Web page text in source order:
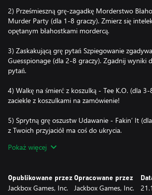
2) Prześmieszną grę-zagadkę Morderstwo
Murder Party (dla 1-8 graczy). Zmierz się
opętanym błahostkami mordercą.
3) Zaskakującą grę pytań Szpiegowanie
Guesspionage (dla 2-8 graczy). Zgadnij wyniki
pytań.
4) Walkę na śmierć z koszulką - Tee K.O. (dla
zaciekle z koszulkami na zamówienie!
5) Sprytną grę oszustw Udawanie - Fakin’ It
z Twoich przyjaciół ma coś do ukrycia.
Graj na telefonach, tabletach lub komputerach.
Wszystkie gry pozwalają uczestniczyć widowni
uczestników!
Pokaż więcej
Opublikowane przez
Jackbox Games, Inc.
Opracowane przez
Jackbox Games, Inc.